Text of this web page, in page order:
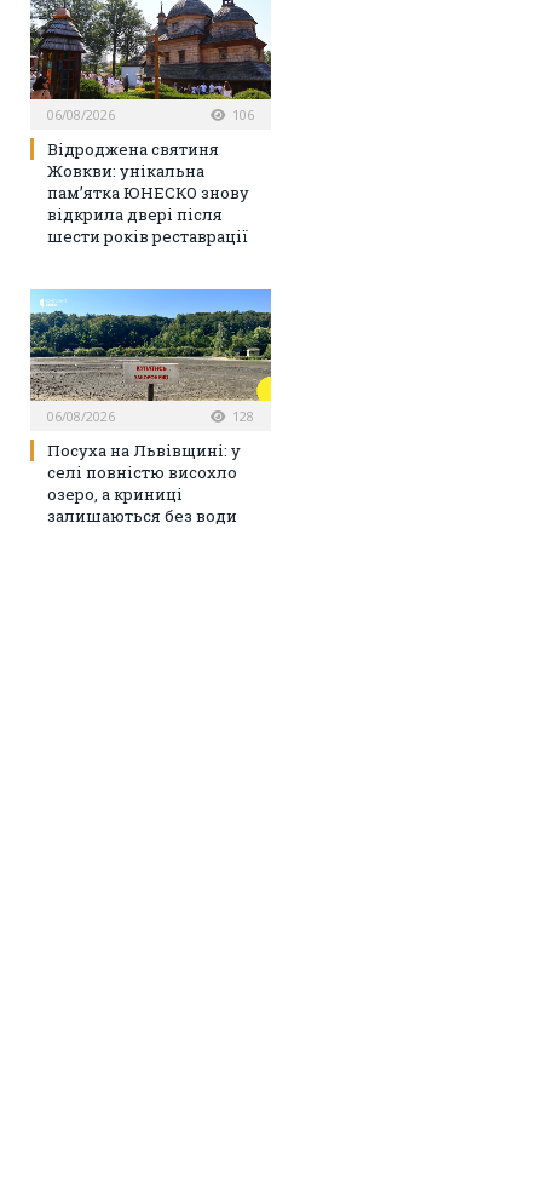
06/08/2026 106
Відроджена святиня
Жовкви: унікальна
пам’ятка ЮНЕСКО знову
відкрила двері після
шести років реставрації
06/08/2026 128
Посуха на Львівщині: у
селі повністю висохло
озеро, а криниці
залишаються без води